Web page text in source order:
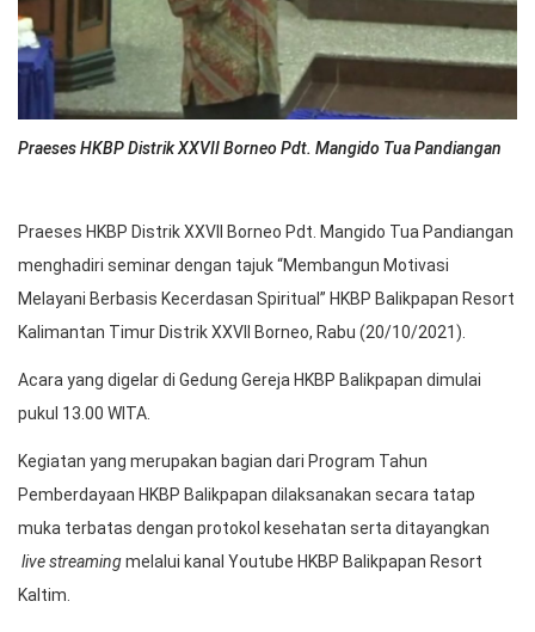
Praeses HKBP Distrik XXVII Borneo Pdt. Mangido Tua Pandiangan
Praeses HKBP Distrik XXVII Borneo Pdt. Mangido Tua Pandiangan
menghadiri seminar dengan tajuk “Membangun Motivasi
Melayani Berbasis Kecerdasan Spiritual” HKBP Balikpapan Resort
Kalimantan Timur Distrik XXVII Borneo, Rabu (20/10/2021).
Acara yang digelar di Gedung Gereja HKBP Balikpapan dimulai
pukul 13.00 WITA.
Kegiatan yang merupakan bagian dari Program Tahun
Pemberdayaan HKBP Balikpapan dilaksanakan secara tatap
muka terbatas dengan protokol kesehatan serta ditayangkan
live streamingmelalui kanal Youtube HKBP Balikpapan Resort
Kaltim.